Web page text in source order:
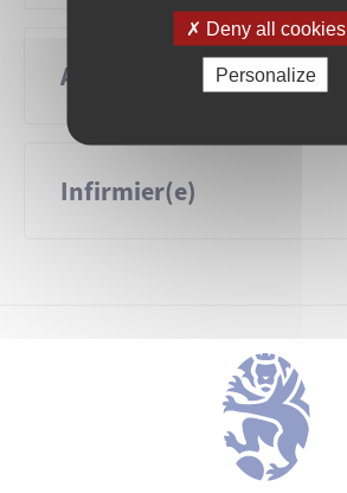
atsem
Aide soignant(e)
Infirmier(e)
Deny all cookies
Personalize